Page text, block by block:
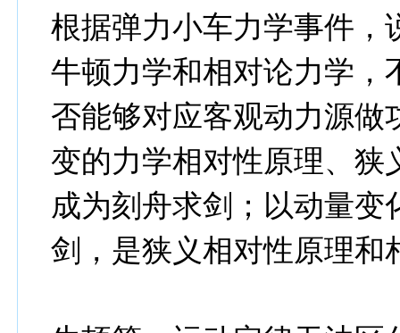
根据弹力小车力学事件，
牛顿力学和相对论力学，
否能够对应客观动力源做
变的力学相对性原理、狭
成为刻舟求剑；以动量
剑，是狭义相对性原理和